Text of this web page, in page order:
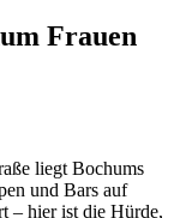
Frauen
liegt Bochums
und Bars auf
– hier ist die Hürde,